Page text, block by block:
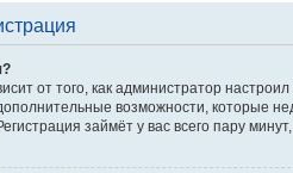
от того, как администратор
возможности, которые
займёт у вас всего пару